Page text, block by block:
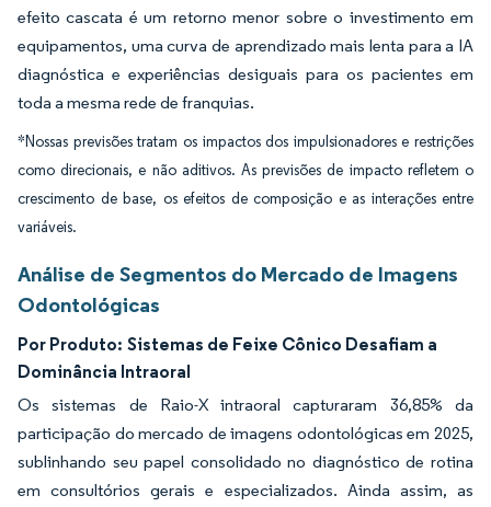
efeito cascata é um retorno menor sobre o investimento em
equipamentos, uma curva de aprendizado mais lenta para a IA
diagnóstica e experiências desiguais para os pacientes em
toda a mesma rede de franquias.
*Nossas previsões tratam os impactos dos impulsionadores e restrições
como direcionais, e não aditivos. As previsões de impacto refletem o
crescimento de base, os efeitos de composição e as interações entre
variáveis.
Análise de Segmentos do Mercado de Imagens
Odontológicas
Por Produto: Sistemas de Feixe Cônico Desafiam a
Dominância Intraoral
Os sistemas de Raio-X intraoral capturaram 36,85% da
participação do mercado de imagens odontológicas em 2025,
sublinhando seu papel consolidado no diagnóstico de rotina
em consultórios gerais e especializados. Ainda assim, as